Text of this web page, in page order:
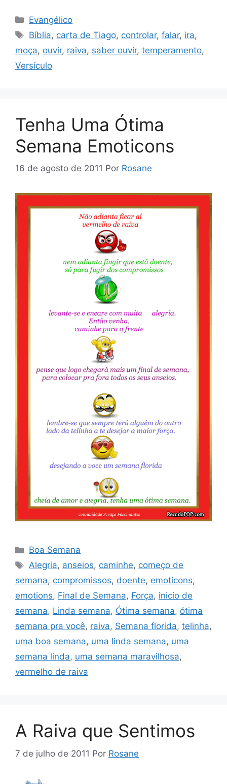
Categorias
Evangélico
Tags
Bíblia, carta de Tiago, controlar,falar, ira,
moça, ouvir, raiva, saber ouvir, temperamento,
Versículo
Tenha Uma Ótima
Semana Emoticons
16 de agosto de 2011 Por Rosane
Categorias
Boa Semana
Tags
Alegria, anseios, caminhe, começo de
semana, compromissos, doente, emoticons,
emotions, Final de Semana, Força, inicio de
semana, Linda semana, Ótima semana, ótima
semana pra você, raiva, Semana florida, telinha,
uma boa semana, uma linda semana, uma
semana linda, uma semana maravilhosa,
vermelho de raiva
A Raiva que Sentimos
7 de julho de 2011 Por Rosane